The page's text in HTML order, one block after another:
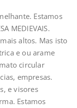
Estamos
MEDIEVAIS.
altos. Mas isto
e ou arame
circular
empresas.
e visores
Estamos